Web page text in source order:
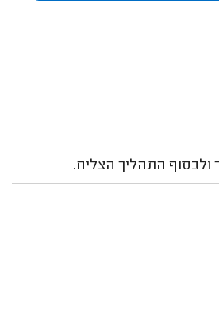
ולבסוף התהליך הצליח.